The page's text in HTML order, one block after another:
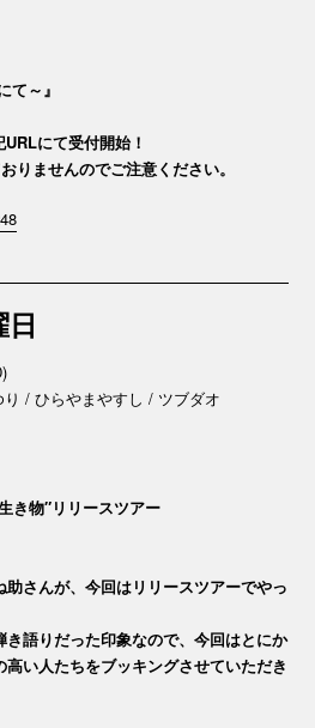
て～』
にて受付開始！
りませんのでご注意ください。
/ ひらやまやすし / ツブダオ
き物″リリースツアー
さんが、今回はリリースツアーでやっ
語りだった印象なので、今回はとにか
い人たちをブッキングさせていただき